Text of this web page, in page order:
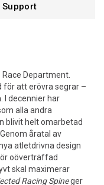
Support
Department.
för att erövra segrar –
I decennier har
alla andra
blivit helt omarbetad
åratal av
atletdrivna design
oöverträffad
skal maximerar
Racing Spineger